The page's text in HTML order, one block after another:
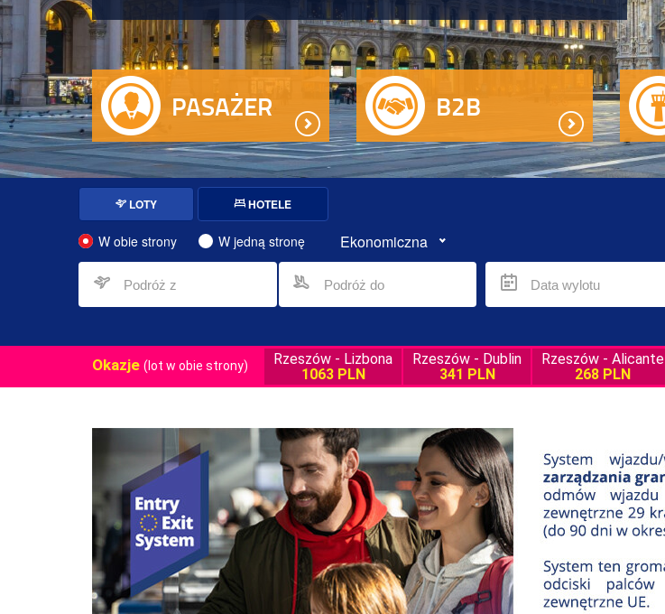
PASAŻER B2B
LOTY HOTELE
W obie strony W jedną stronę Ekonomiczna
Okazje (lot w obie strony)
Rzeszów - Lizbona
1063 PLN
Rzeszów - Dublin
341 PLN
Rzeszów - Alicante
268 PLN